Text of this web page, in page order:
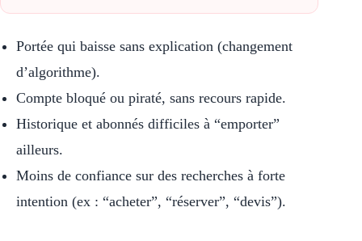
Portée qui baisse sans explication (changement
d’algorithme).
Compte bloqué ou piraté, sans recours rapide.
Historique et abonnés difficiles à “emporter”
ailleurs.
Moins de confiance sur des recherches à forte
intention (ex : “acheter”, “réserver”, “devis”).